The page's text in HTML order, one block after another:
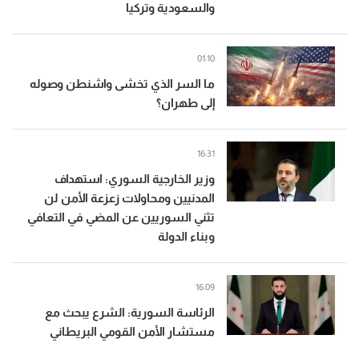
والسعودية وتركيا
ما السر الذي تخشى واشنطن وصوله
إلى طهران؟
01:10
وزير الخارجية السوري: استهداف
المدنيين ومحاولات زعزعة الأمن لن
تثني السوريين عن المضي في التعافي
وبناء الدولة
16:31
الرئاسة السورية: الشرع يبحث مع
مستشار الأمن القومي البريطاني
16:09